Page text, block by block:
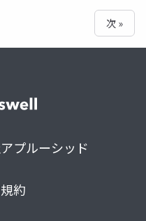
次 »
プルーシッド
約